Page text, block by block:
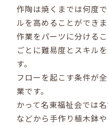
作陶は焼くまでは何度
ルを高めることができま
作業をパーツに分ける
ごとに難易度とスキル
す。
フローを起こす条件が
業です。
かって名東福祉会では
などから手作り植木鉢